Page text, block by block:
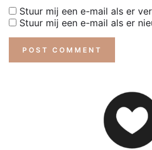
Stuur mij een e-mail als er
Stuur mij een e-mail als er